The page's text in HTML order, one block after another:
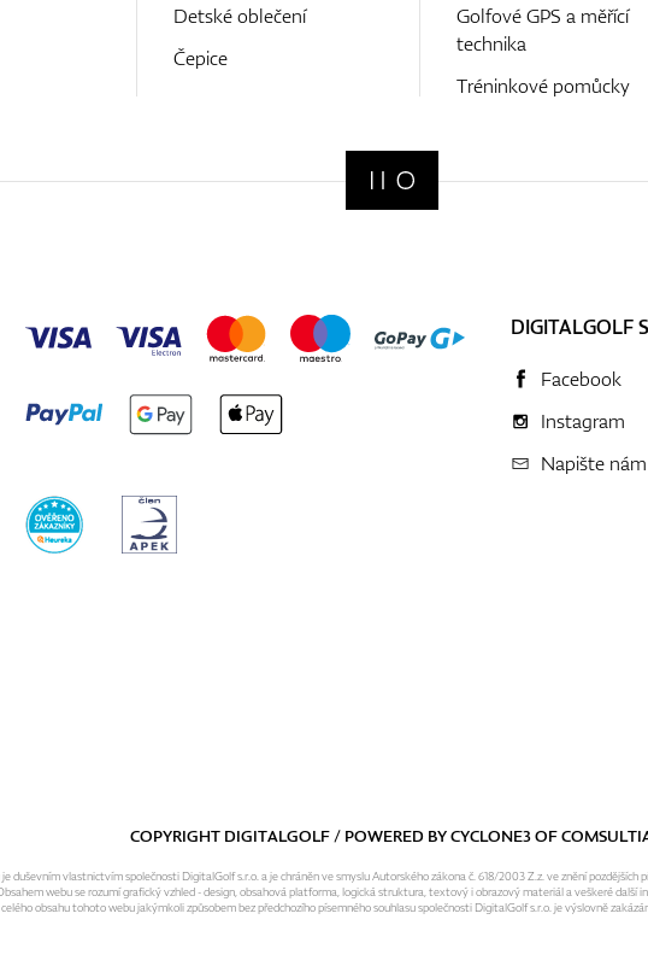
Detské oblečení
Čepice
Golfové GPS a měřící
technika
Tréninkové pomůcky
DIGITALGOLF
Facebook
Instagram
Napište nám
COPYRIGHT DIGITALGOLF / POWERED BYCYCLONE3OF
duševním vlastnictvím společnosti DigitalGolf s.r.o. a je chráněn ve smyslu Autorského zákona č. 618/2003 Z.z. ve znění pozdějších
webu se rozumí grafický vzhled - design, obsahová platforma, logická struktura, textový i obrazový materiál a veškeré další
obsahu tohoto webu jakýmkoli způsobem bez předchozího písemného souhlasu společnosti DigitalGolf s.r.o. je výslovně